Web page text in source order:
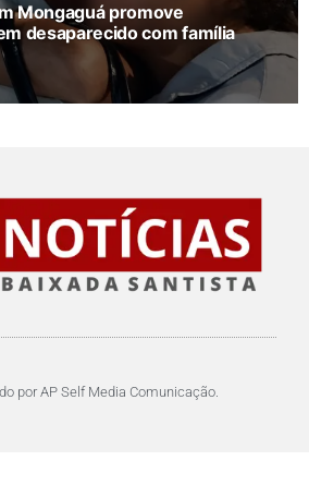
Mongaguá promove
desaparecido com família
por AP Self Media Comunicação.